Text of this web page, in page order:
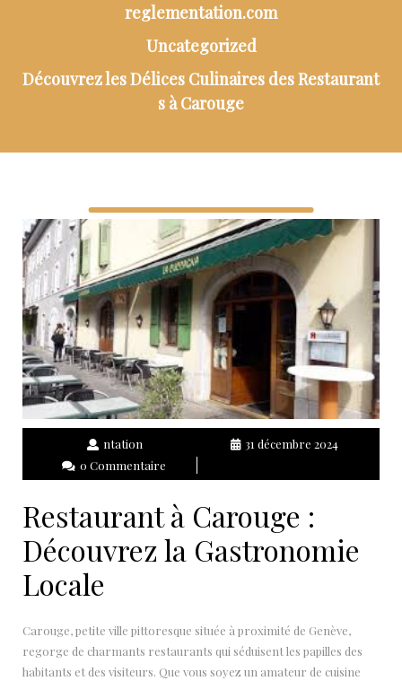
reglementation.com
Uncategorized
Découvrez les Délices Culinaires des Restaurant
s à Carouge
ntation
31 décembre 2024
0 Commentaire
Restaurant à Carouge :
Découvrez la Gastronomie
Locale
Carouge, petite ville pittoresque située à proximité de Genève,
regorge de charmants restaurants qui séduisent les papilles des
habitants et des visiteurs. Que vous soyez un amateur de cuisine